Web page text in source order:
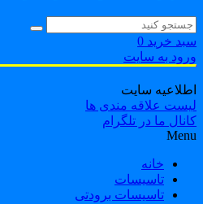
خرید 0
به سایت
سایت
علاقه مندی ها
ما در تلگرام
خانه
تاسیسات
تاسیسات برودتی